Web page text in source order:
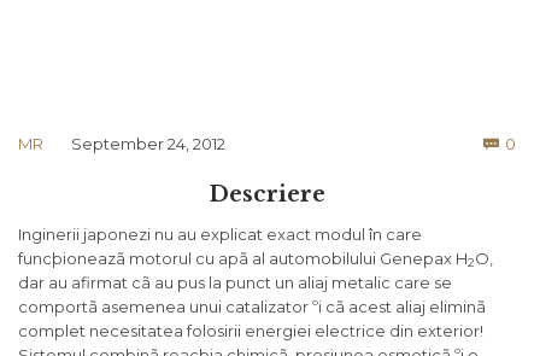
MR September 24, 2012  0
Descriere
Inginerii japonezi nu au explicat exact modul în care
funcþioneazã motorul cu apã al automobilului Genepax H2O,
dar au afirmat cã au pus la punct un aliaj metalic care se
comportã asemenea unui catalizator ºi cã acest aliaj eliminã
complet necesitatea folosirii energiei electrice din exterior!